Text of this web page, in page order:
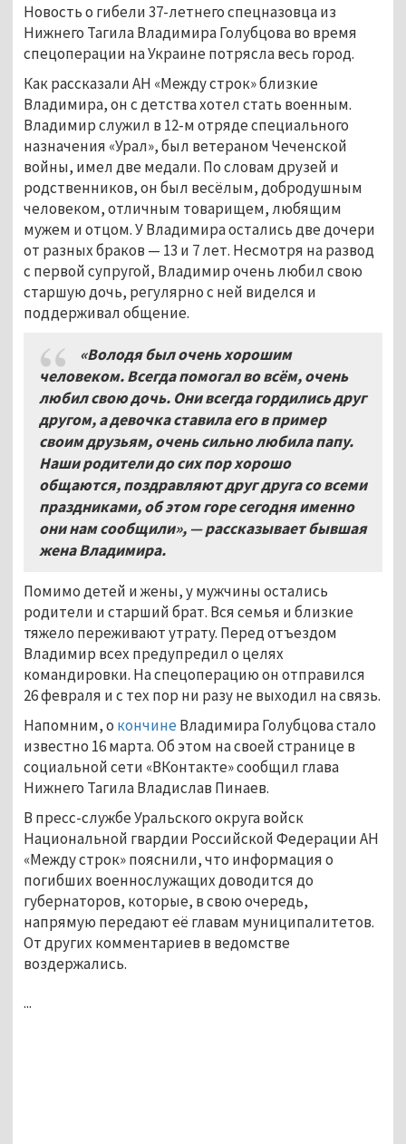
Новость о гибели 37-летнего спецназовца из
Нижнего Тагила Владимира Голубцова во время
спецоперации на Украине потрясла весь город.
Как рассказали АН «Между строк» близкие
Владимира, он с детства хотел стать военным.
Владимир служил в 12-м отряде специального
назначения «Урал», был ветераном Чеченской
войны, имел две медали. По словам друзей и
родственников, он был весёлым, добродушным
человеком, отличным товарищем, любящим
мужем и отцом. У Владимира остались две дочери
от разных браков — 13 и 7 лет. Несмотря на развод
с первой супругой, Владимир очень любил свою
старшую дочь, регулярно с ней виделся и
поддерживал общение.
«Володя был очень хорошим
человеком. Всегда помогал во всём, очень
любил свою дочь. Они всегда гордились друг
другом, а девочка ставила его в пример
своим друзьям, очень сильно любила папу.
Наши родители до сих пор хорошо
общаются, поздравляют друг друга со всеми
праздниками, об этом горе сегодня именно
они нам сообщили», — рассказывает бывшая
жена Владимира.
Помимо детей и жены, у мужчины остались
родители и старший брат. Вся семья и близкие
тяжело переживают утрату. Перед отъездом
Владимир всех предупредил о целях
командировки. На спецоперацию он отправился
26 февраля и с тех пор ни разу не выходил на связь.
Напомним, о кончине Владимира Голубцова стало
известно 16 марта. Об этом на своей странице в
социальной сети «ВКонтакте» сообщил глава
Нижнего Тагила Владислав Пинаев.
В пресс-службе Уральского округа войск
Национальной гвардии Российской Федерации АН
«Между строк» пояснили, что информация о
погибших военнослужащих доводится до
губернаторов, которые, в свою очередь,
напрямую передают её главам муниципалитетов.
От других комментариев в ведомстве
воздержались.
...